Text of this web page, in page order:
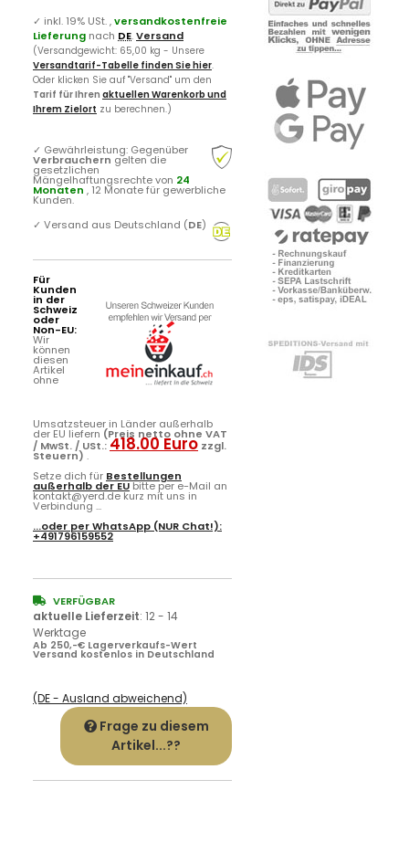
✓ inkl. 19% USt. ,versandkostenfreie
Lieferung nach DE.Versand
(Versandgewicht: 65,00 kg - Unsere
Versandtarif-Tabelle finden Sie hier.
Oder klicken Sie auf "Versand" um den
Tarif für Ihren aktuellen Warenkorb und
Ihrem Zielort zu berechnen.)
✓ Gewährleistung: Gegenüber
Verbrauchern gelten die
gesetzlichen
Mängelhaftungsrechte von 24
Monaten , 12 Monate für gewerbliche
Kunden.
✓ Versand aus Deutschland (DE)
Für
Kunden
in der
Schweiz
oder
Non-EU:
Wir
können
diesen
Artikel
ohne
Umsatzsteuer in Länder außerhalb
der EU liefern (Preis netto ohne VAT
/ MwSt. / USt.:418.00 Euro zzgl.
Steuern) .
Setze dich für Bestellungen
außerhalb der EUbitte per e-Mail an
kontakt@yerd.de kurz mit uns in
Verbindung ...
...oder perWhatsApp (NUR Chat!):
+491796159552
VERFÜGBAR
aktuelle Lieferzeit: 12 - 14
Werktage
Ab 250,-€ Lagerverkaufs-Wert
Versand kostenlos in Deutschland
(DE - Ausland abweichend)
Frage zu diesem
Artikel...??